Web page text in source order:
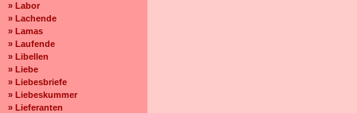
» Labor
» Lachende
» Lamas
» Laufende
» Libellen
» Liebe
» Liebesbriefe
» Liebeskummer
» Lieferanten